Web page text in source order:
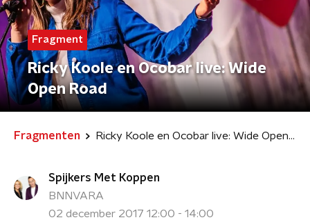
Fragment
Ricky Koole en Ocobar live: Wide
Open Road
Fragmenten Ricky Koole en Ocobar live: Wide Open Road
Spijkers Met Koppen
BNNVARA
02 december 2017 12:00 - 14:00